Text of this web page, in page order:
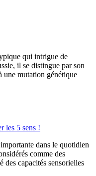
qui intrigue de
il se distingue par son
une mutation génétique
les 5 sens !
dans le quotidien
comme des
des capacités sensorielles